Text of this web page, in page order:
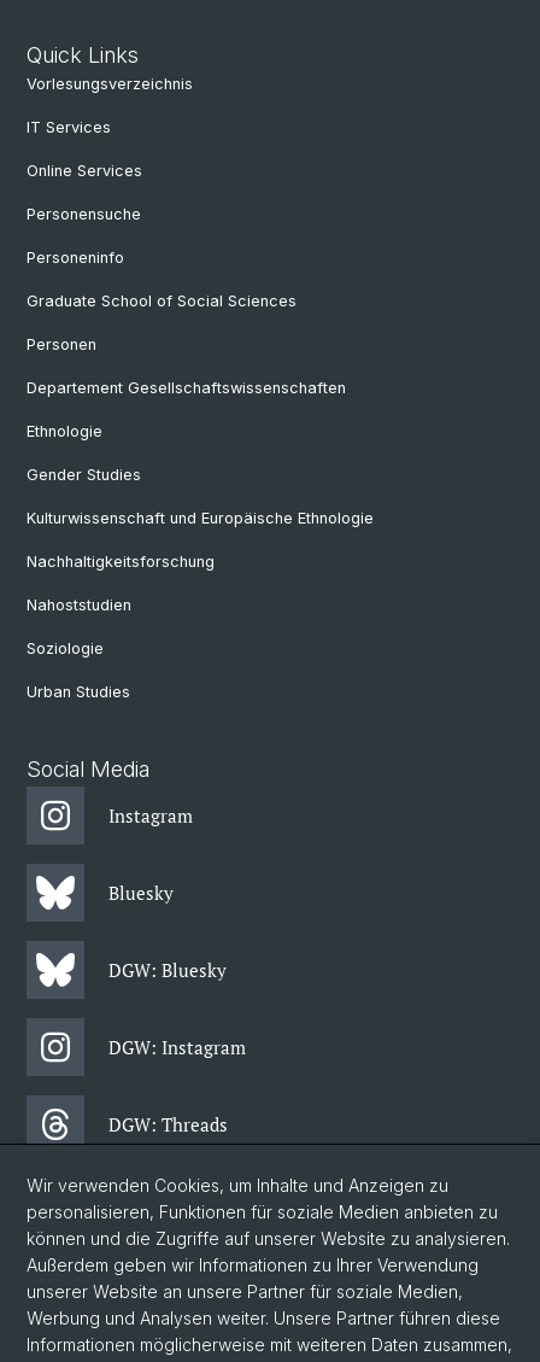
Quick Links
Vorlesungsverzeichnis
IT Services
Online Services
Personensuche
Personeninfo
Graduate School of Social Sciences
Personen
Departement Gesellschaftswissenschaften
Ethnologie
Gender Studies
Kulturwissenschaft und Europäische Ethnologie
Nachhaltigkeitsforschung
Nahoststudien
Soziologie
Urban Studies
Social Media
Instagram
Bluesky
DGW: Bluesky
DGW: Instagram
DGW: Threads
DGW: Facebook
DGW: Newsletter
Wir verwenden Cookies, um Inhalte und Anzeigen zu
personalisieren, Funktionen für soziale Medien anbieten zu
können und die Zugriffe auf unserer Website zu analysieren.
Außerdem geben wir Informationen zu Ihrer Verwendung
unserer Website an unsere Partner für soziale Medien,
Werbung und Analysen weiter. Unsere Partner führen diese
Informationen möglicherweise mit weiteren Daten zusammen,